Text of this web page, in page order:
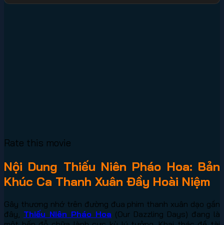
Rate this movie
Nội Dung Thiếu Niên Pháo Hoa: Bản
Khúc Ca Thanh Xuân Đầy Hoài Niệm
Gây thương nhớ trên đường đua phim thanh xuân dạo gần
đây, Thiếu Niên Pháo Hoa (Our Dazzling Days) đang là